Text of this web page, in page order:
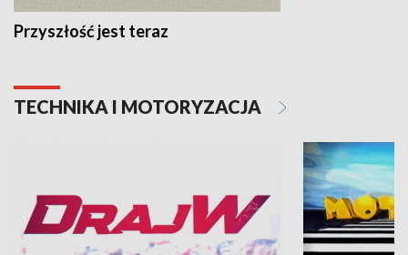
Przyszłość jest teraz
TECHNIKA I MOTORYZACJA